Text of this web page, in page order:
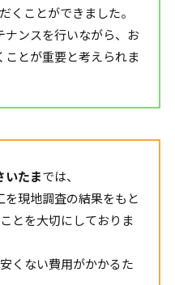
くことができました。
ンスを行いながら、お
とが重要と考えられま
いたまでは、
現地調査の結果をもと
とを大切にしておりま
くない費用がかかるた